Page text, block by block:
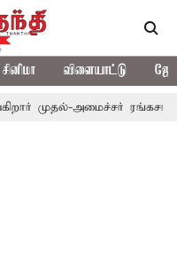
சினிமா விளையாட்டு
அமைச்சர் ரங்கசாமி